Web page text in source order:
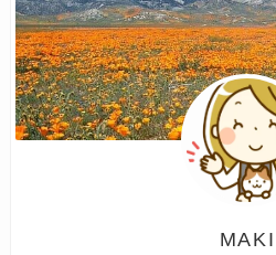
MAKI